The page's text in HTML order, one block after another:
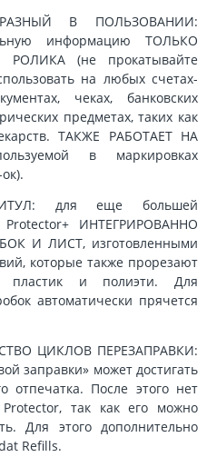
В ПОЛЬЗОВАНИИ:
информацию ТОЛЬКО
(не прокатывайте
на любых счетах-
чеках, банковских
предметах, таких как
ТАКЖЕ РАБОТАЕТ НА
в маркировках
для еще большей
ИНТЕГРИРОВАННО
И ЛИСТ, изготовленными
которые также прорезают
пластик и полиэти. Для
автоматически прячется
ЦИКЛОВ ПЕРЕЗАПРАВКИ:
заправки» может достигать
После этого нет
так как его можно
Для этого дополнительно
Refills.